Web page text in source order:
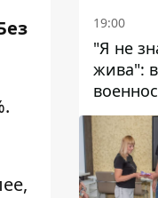
19:00
"Я не
жива":
ранил